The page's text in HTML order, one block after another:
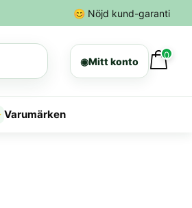
😊 Nöjd kund-garanti
◉Mitt konto
0
Varumärken